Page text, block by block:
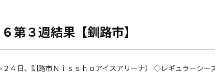
k
k
第３週結果【釧路市】
４日、釧路市Ｎｉｓｓｈｏアイスアリーナ） ◇レギュラーシー